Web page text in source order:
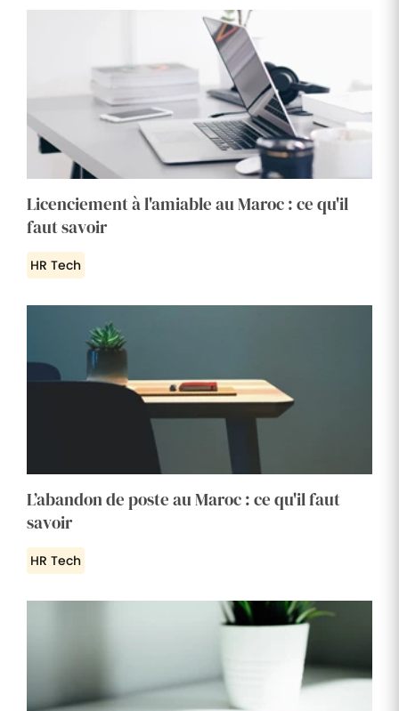
Licenciement à l'amiable au Maroc : ce qu'il
faut savoir
HR Tech
L’abandon de poste au Maroc : ce qu'il faut
savoir
HR Tech